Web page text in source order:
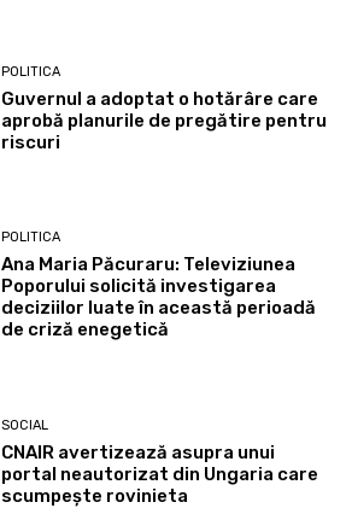
POLITICA
Guvernul a adoptat o hotărâre care
aprobă planurile de pregătire pentru
riscuri
POLITICA
Ana Maria Păcuraru: Televiziunea
Poporului solicită investigarea
deciziilor luate în această perioadă
de criză enegetică
SOCIAL
CNAIR avertizează asupra unui
portal neautorizat din Ungaria care
scumpește rovinieta